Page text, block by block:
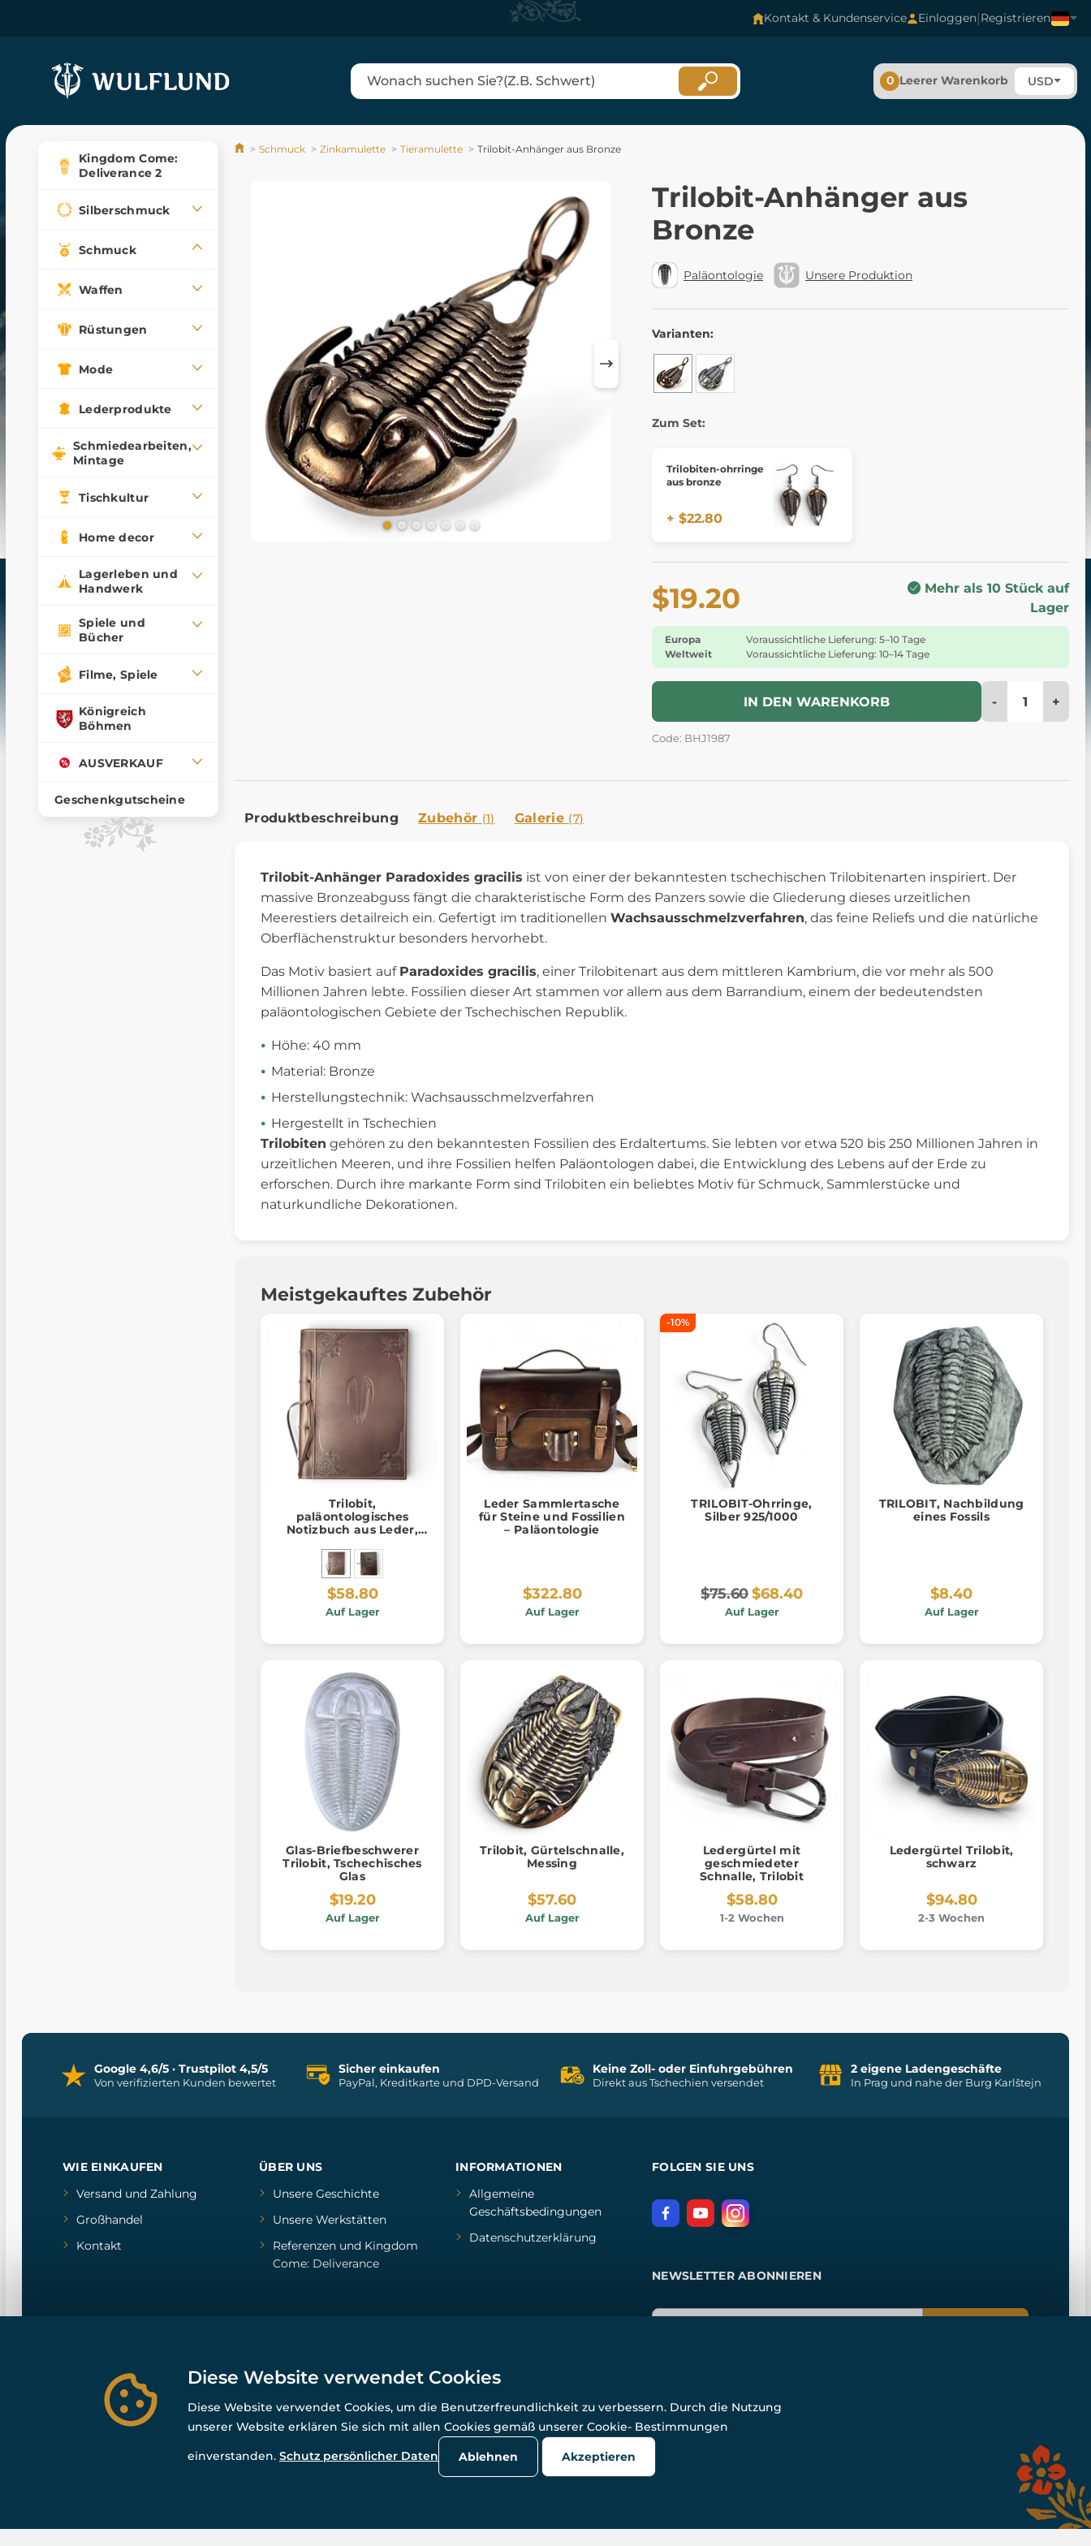
Kontakt & Kundenservice Einloggen|Registrieren
0 Leerer Warenkorb USD
Kingdom Come:
Deliverance 2
Silberschmuck
Schmuck
Waffen
Rüstungen
Mode
Lederprodukte
Schmiedearbeiten,
Mintage
Tischkultur
Home decor
Lagerleben und
Handwerk
Spiele und
Bücher
Filme, Spiele
Königreich
Böhmen
AUSVERKAUF
Geschenkgutscheine
Schmuck Zinkamulette Tieramulette Trilobit-Anhänger aus Bronze
Trilobit-Anhänger aus
Bronze
Paläontologie Unsere Produktion
Varianten:
Zum Set:
Trilobiten-ohrringe
aus bronze
+ $22.80
$19.20
Mehr als 10 Stück auf
Lager
Europa
Voraussichtliche Lieferung: 5–10 Tage
Weltweit
Voraussichtliche Lieferung: 10–14 Tage
IN DEN WARENKORB - +
Code: BHJ1987
Produktbeschreibung Zubehör (1) Galerie (7)
Trilobit-Anhänger Paradoxides gracilis ist von einer der bekanntesten tschechischen Trilobitenarten inspiriert. Der
massive Bronzeabguss fängt die charakteristische Form des Panzers sowie die Gliederung dieses urzeitlichen
Meerestiers detailreich ein. Gefertigt im traditionellen Wachsausschmelzverfahren, das feine Reliefs und die natürliche
Oberflächenstruktur besonders hervorhebt.
Das Motiv basiert auf Paradoxides gracilis, einer Trilobitenart aus dem mittleren Kambrium, die vor mehr als 500
Millionen Jahren lebte. Fossilien dieser Art stammen vor allem aus dem Barrandium, einem der bedeutendsten
paläontologischen Gebiete der Tschechischen Republik.
Höhe: 40 mm
Material: Bronze
Herstellungstechnik: Wachsausschmelzverfahren
Hergestellt in Tschechien
Trilobiten gehören zu den bekanntesten Fossilien des Erdaltertums. Sie lebten vor etwa 520 bis 250 Millionen Jahren in
urzeitlichen Meeren, und ihre Fossilien helfen Paläontologen dabei, die Entwicklung des Lebens auf der Erde zu
erforschen. Durch ihre markante Form sind Trilobiten ein beliebtes Motiv für Schmuck, Sammlerstücke und
naturkundliche Dekorationen.
Meistgekauftes Zubehör
Trilobit,
paläontologisches
Notizbuch aus Leder,
$58.80
Auf Lager
Leder Sammlertasche
für Steine und Fossilien
– Paläontologie
$322.80
Auf Lager
-10%
TRILOBIT-Ohrringe,
Silber 925/1000
$75.60$68.40
Auf Lager
TRILOBIT, Nachbildung
eines Fossils
$8.40
Auf Lager
Glas-Briefbeschwerer
Trilobit, Tschechisches
Glas
$19.20
Auf Lager
Trilobit, Gürtelschnalle,
Messing
$57.60
Auf Lager
Ledergürtel mit
geschmiedeter
Schnalle, Trilobit
$58.80
1-2 Wochen
Ledergürtel Trilobit,
schwarz
$94.80
2-3 Wochen
Google 4,6/5 · Trustpilot 4,5/5
Von verifizierten Kunden bewertet
Sicher einkaufen
PayPal, Kreditkarte und DPD-Versand
Keine Zoll- oder Einfuhrgebühren
Direkt aus Tschechien versendet
2 eigene Ladengeschäfte
In Prag und nahe der Burg Karlštejn
WIE EINKAUFEN
Versand und Zahlung
Großhandel
Kontakt
ÜBER UNS
Unsere Geschichte
Unsere Werkstätten
Referenzenund Kingdom
Come: Deliverance
INFORMATIONEN
Allgemeine
Geschäftsbedingungen
Datenschutzerklärung
FOLGEN SIE UNS
NEWSLETTER ABONNIEREN
© Alle Rechte vorbehalten. www.wulflund.de 2007-2026.
Powered by
Simplia.cz , protected by reCAPTCHA.
Diese Website verwendet Cookies
Diese Website verwendet Cookies, um die Benutzerfreundlichkeit zu verbessern. Durch die Nutzung
unserer Website erklären Sie sich mit allen Cookies gemäß unserer Cookie- Bestimmungen
einverstanden. Schutz persönlicher Daten Ablehnen Akzeptieren